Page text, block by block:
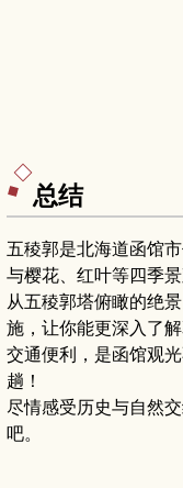
总结
五稜郭是北海道函馆
与樱花、红叶等四季景
从五稜郭塔俯瞰的绝
施，让你能更深入了解
交通便利，是函馆观
趟！
尽情感受历史与自然
吧。